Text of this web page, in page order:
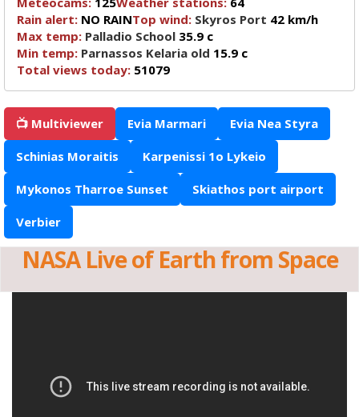
Rain alert: NO RAINTop wind: Skyros Port 42 km/h
Max temp: Palladio School 35.9 c
Min temp: Parnassos Kelaria old 15.9 c
Total views today: 51079
📺 Multiviewer Evia Marmari Evia Nea Styra
Schinias Moraitis Karpenissi 1o Lykeio
Mykonos Tharroe Sunset Skiathos port airport
Verbier
NASA Live of Earth from Space